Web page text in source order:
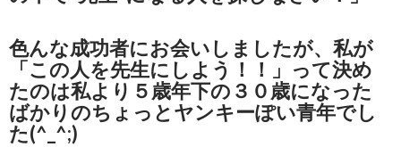
色んな成功者にお会いしましたが、私が
「この人を先生にしよう！！」って決め
たのは私より５歳年下の３０歳になった
ばかりのちょっとヤンキーぽい青年でし
た(^_^;)